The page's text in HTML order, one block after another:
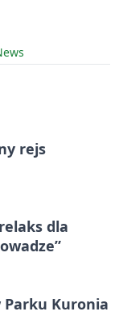
rejs
dla
Parku Kuronia